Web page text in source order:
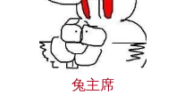
兔主席